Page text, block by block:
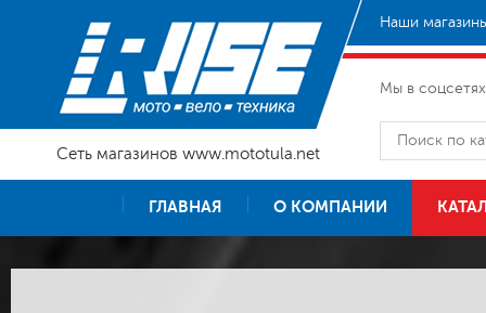
Сеть магазинов www.mototula.net
Наши
Мы в
ГЛАВНАЯ О КОМПАНИИ